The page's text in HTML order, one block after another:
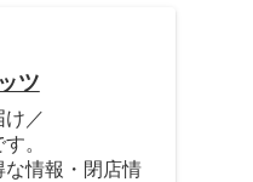
ツ
け／
。
情報・閉店情